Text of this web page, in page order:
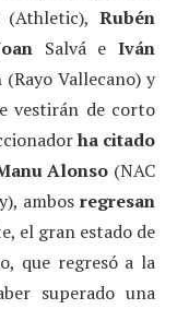
(Athletic),Rubén
Salvá eIván
(Rayo Vallecano) y
vestirán de corto
ha citado
Alonso (NAC
ambos regresan
el gran estado de
que regresó a la
superado una